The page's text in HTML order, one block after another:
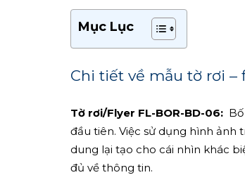
Mục Lục
Chi tiết về mẫu tờ rơi –
Tờ rơi/Flyer FL-BOR-BD-06:
đầu tiên. Việc sử dụng hình ảnh
dung lại tạo cho cái nhìn khác
đủ về thông tin.